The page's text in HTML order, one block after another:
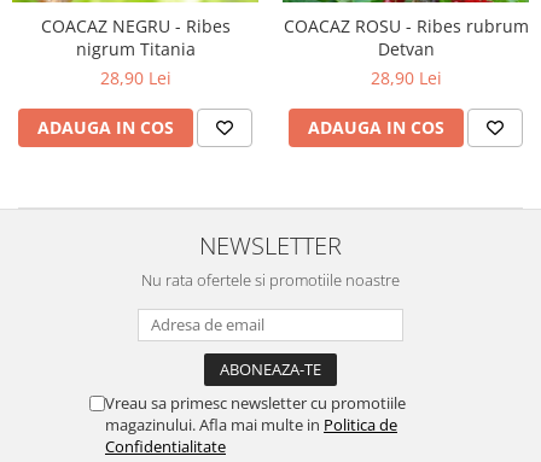
Dud
Kaki
COACAZ NEGRU - Ribes
nigrum Titania
28,90 Lei
ADAUGA IN COS
COACAZ ROSU - Ribes rubrum
Detvan
28,90 Lei
ADAUGA IN COS
NEWSLETTER
Nu rata ofertele si promotiile noastre
Vreau sa primesc newsletter cu promotiile
magazinului. Afla mai multe in Politica de
Confidentialitate